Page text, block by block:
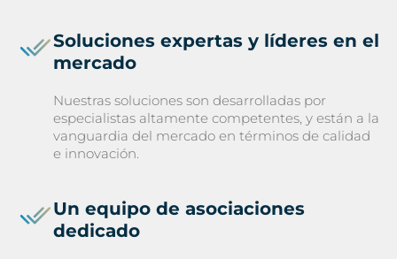
Soluciones expertas y líderes en el
mercado
Nuestras soluciones son desarrolladas por
especialistas altamente competentes, y están a la
vanguardia del mercado en términos de calidad
e innovación.
Un equipo de asociaciones
dedicado